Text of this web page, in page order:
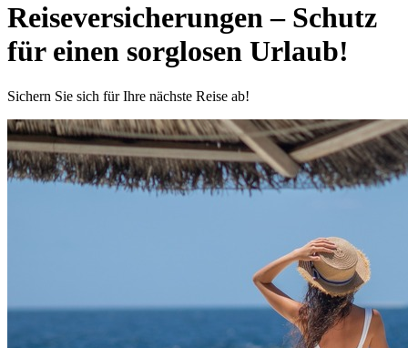
Reiseversicherungen – Schutz
für einen sorglosen Urlaub!
Sichern Sie sich für Ihre nächste Reise ab!